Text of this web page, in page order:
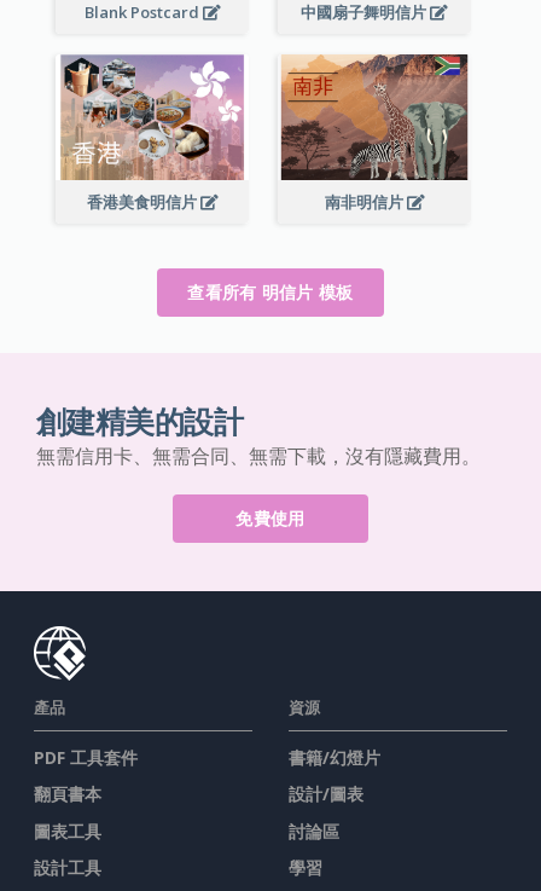
Blank Postcard 中國扇子舞明信片
香港美食明信片 南非明信片
查看所有 明信片 模板
創建精美的設計
無需信用卡、無需合同、無需下載，沒有隱藏費用。
免費使用
產品
PDF 工具套件
翻頁書本
圖表工具
設計工具
資源
書籍/幻燈片
設計/圖表
討論區
學習